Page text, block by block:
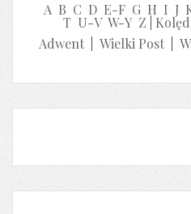
A B C D E-F G H I J
T U-V W-Y Z
Adwent| Wielki Post|